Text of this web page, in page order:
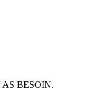
BESOIN.